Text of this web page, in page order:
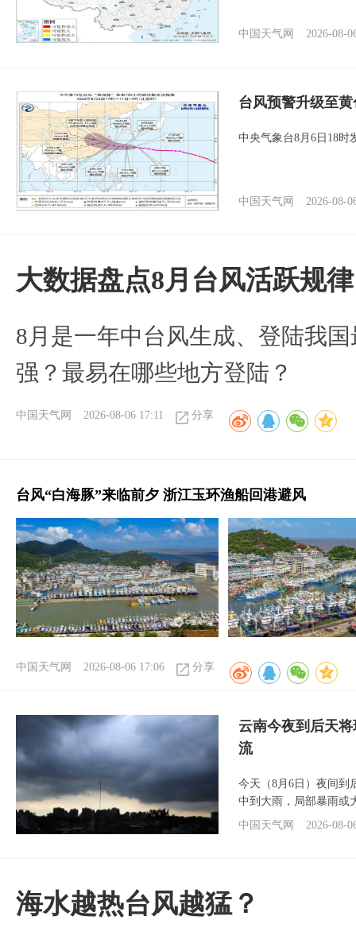
中国天气网 2026-08-
台风预警升级至
中央气象台8月6日18时
中国天气网 2026-08-
大数据盘点8月台风活跃规律
8月是一年中台风生成、登陆我
强？最易在哪些地方登陆？
中国天气网 2026-08-06 17:11 分享
台风“白海豚”来临前夕 浙江玉环渔船回港避风
中国天气网 2026-08-06 17:06 分享
云南今夜到后天
流
今天（8月6日）夜间到
中到大雨，局部暴雨或
中国天气网
2026-08-
海水越热台风越猛？